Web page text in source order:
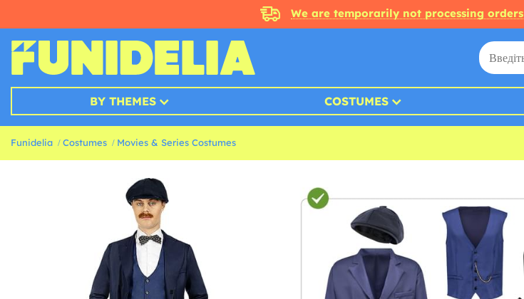
We are temporarily not processing orders
BY THEMES COSTUMES
Funidelia Costumes Movies & Series Costumes